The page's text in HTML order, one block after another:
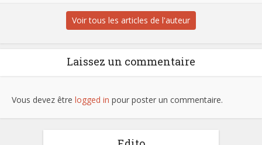
Voir tous les articles de l'auteur
Laissez un commentaire
Vous devez être logged in pour poster un commentaire.